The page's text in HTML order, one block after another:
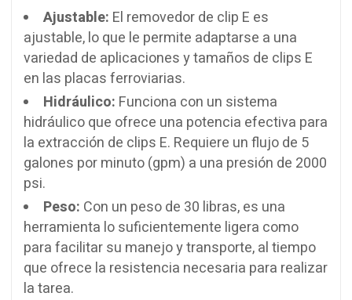
Ajustable: El removedor de clip E es
ajustable, lo que le permite adaptarse a una
variedad de aplicaciones y tamaños de clips E
en las placas ferroviarias.
Hidráulico: Funciona con un sistema
hidráulico que ofrece una potencia efectiva para
la extracción de clips E. Requiere un flujo de 5
galones por minuto (gpm) a una presión de 2000
psi.
Peso: Con un peso de 30 libras, es una
herramienta lo suficientemente ligera como
para facilitar su manejo y transporte, al tiempo
que ofrece la resistencia necesaria para realizar
la tarea.